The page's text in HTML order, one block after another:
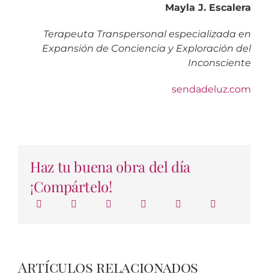
Mayla J. Escalera
Terapeuta Transpersonal especializada en
Expansión de Conciencia y Exploración del
Inconsciente
sendadeluz.com
Haz tu buena obra del día
¡Compártelo!
Artículos relacionados